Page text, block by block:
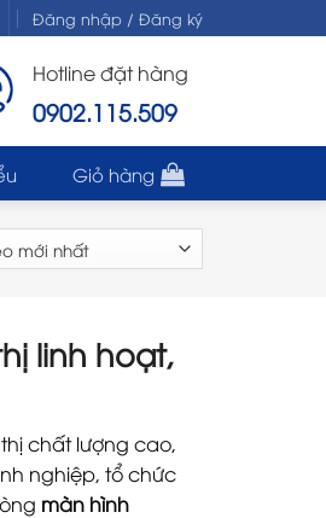
Đăng nhập / Đăng ký
Hotline đặt hàng
0902.115.509
Giỏ hàng
linh hoạt,
chất lượng cao,
nghiệp, tổ chức
màn hình